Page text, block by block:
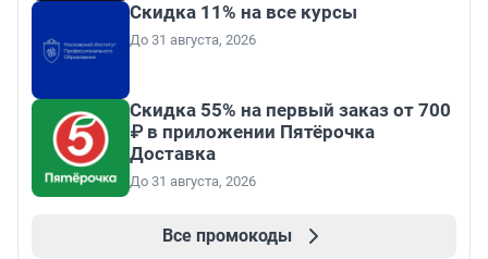
Скидка 11% на все курсы
До 31 августа, 2026
Скидка 55% на первый заказ от 700
₽ в приложении Пятёрочка
Доставка
До 31 августа, 2026
Все промокоды